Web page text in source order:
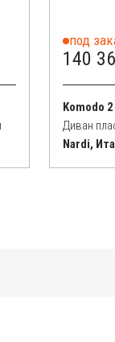
под
140
Komodo 2
Диван
Nardi,